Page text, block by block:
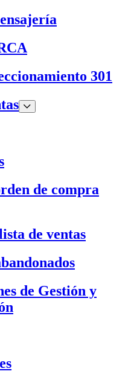
301
de compra
de ventas
de Gestión y